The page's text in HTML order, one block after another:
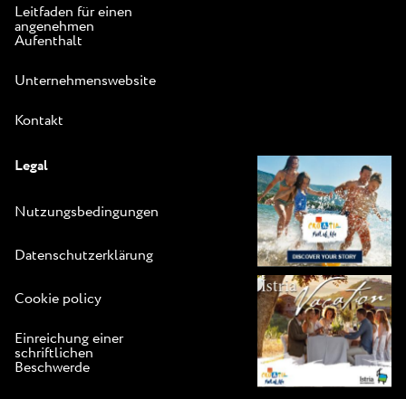
Leitfaden für einen
angenehmen
Aufenthalt
Unternehmenswebsite
Kontakt
Legal
Nutzungsbedingungen
Datenschutzerklärung
Cookie policy
Einreichung einer
schriftlichen
Beschwerde